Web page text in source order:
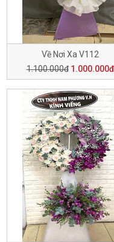
Về Nơi Xa V112
1.100.000đ 1.000.000đ